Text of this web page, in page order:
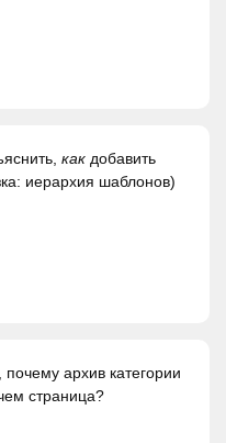
как добавить
иерархия шаблонов)
архив категории
страница?